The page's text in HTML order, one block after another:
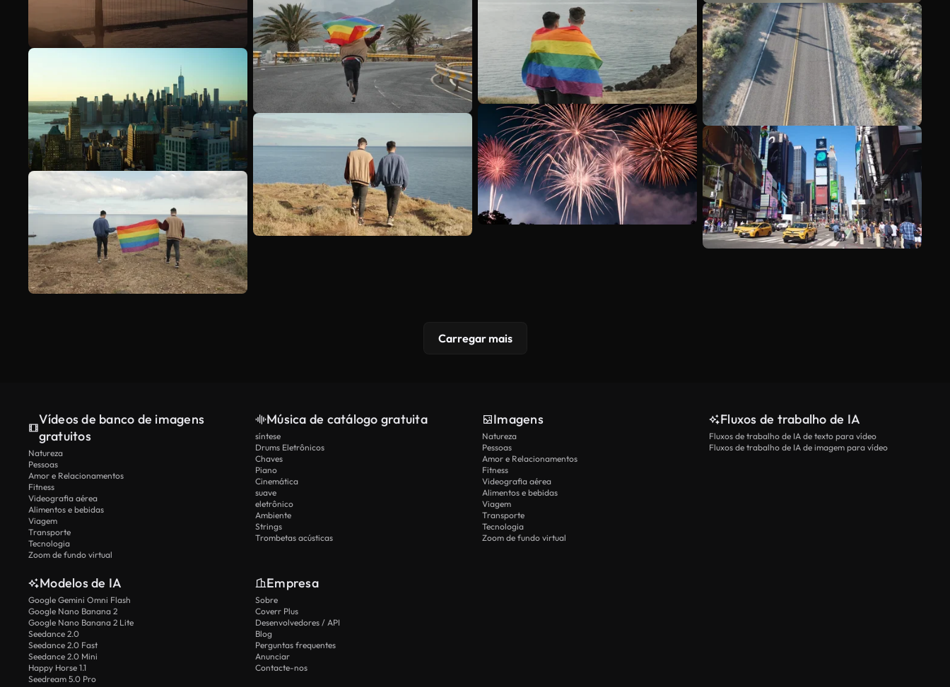
Carregar mais
Vídeos de banco de imagens
gratuitos
Natureza
Pessoas
Amor e Relacionamentos
Fitness
Videografia aérea
Alimentos e bebidas
Viagem
Transporte
Tecnologia
Zoom de fundo virtual
Música de catálogo gratuita
síntese
Drums Eletrônicos
Chaves
Piano
Cinemática
suave
eletrônico
Ambiente
Strings
Trombetas acústicas
Imagens
Natureza
Pessoas
Amor e Relacionamentos
Fitness
Videografia aérea
Alimentos e bebidas
Viagem
Transporte
Tecnologia
Zoom de fundo virtual
Fluxos de trabalho de IA
Fluxos de trabalho de IA de texto para vídeo
Fluxos de trabalho de IA de imagem para vídeo
Modelos de IA
Google Gemini Omni Flash
Google Nano Banana 2
Google Nano Banana 2 Lite
Seedance 2.0
Seedance 2.0 Fast
Seedance 2.0 Mini
Happy Horse 1.1
Seedream 5.0 Pro
Empresa
Sobre
Coverr Plus
Desenvolvedores / API
Blog
Perguntas frequentes
Anunciar
Contacte-nos